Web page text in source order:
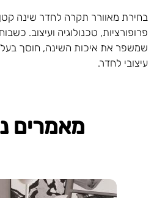
בחירת מאוורר תקרה לחדר שינה
פרופורציות, טכנולוגיה ועיצוב.
שמשפר את איכות השינה, חוסך
עיצובי לחדר.
מאמרים